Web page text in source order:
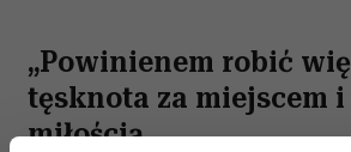
„Powinienem robić
tęsknota za miejscem
miłością